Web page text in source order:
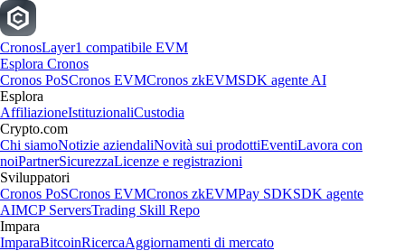
CronosLayer1 compatibile EVM
Esplora Cronos
Cronos PoSCronos EVMCronos zkEVMSDK agente AI
Esplora
AffiliazioneIstituzionaliCustodia
Crypto.com
Chi siamoNotizie aziendaliNovità sui prodottiEventiLavora con
noiPartnerSicurezzaLicenze e registrazioni
Sviluppatori
Cronos PoSCronos EVMCronos zkEVMPay SDKSDK agente
AIMCP ServersTrading Skill Repo
Impara
ImparaBitcoinRicercaAggiornamenti di mercato